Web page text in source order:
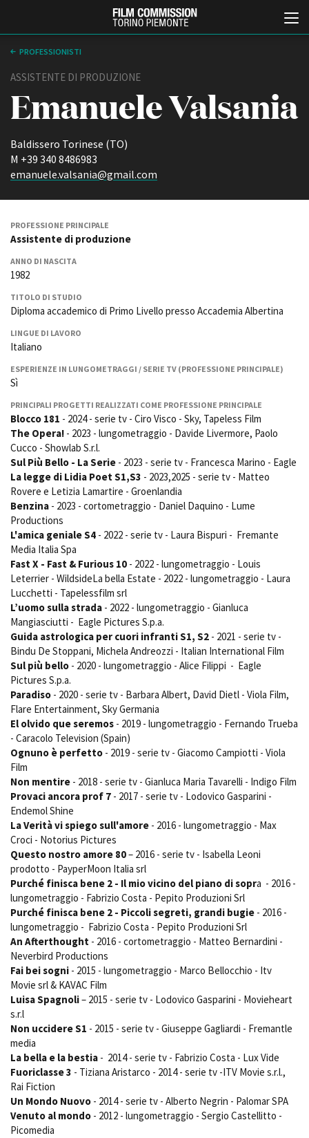
ABOUT
Chi siamo
Storia della Fondazione
Contatti
Partner
Bilancio sociale
trasparente
Sostenibilità ambientale
SERVIZI
Servizi generali
Location scouting
Spazi nella sede FCTP
Sala Casting
Sala Paolo Tenna
FILM FUNDS
Piemonte Film Tv Fund
Piemonte Film Tv
Development Fund
Piemonte Doc Film Fund
Short Film Fund
PRODUCTION GUIDE
Società di produzione
Strutture di servizio
Professionisti
Attrici-Attori
Beginners
LOCATION GUIDE
FILM DATABASE
BOOK DATABASE
NEWS
CASTING
La Grazia - Immagini e
Ciak in TOur!
FESTIVAL, MARKETS,
AWARDS
International Film Festival
Berlinale Internationalen
Filmfestspiele Berlin
Festival de Cannes
Biografilm Festival - Bio to B
Locarno Film Festival
Mostra Internazionale d’Arte
Cinematografica Venezia
Toronto International Film
Festival
Festa del Cinema di Roma
Torino Film Festival
David di Donatello
Nastri d’Argento
STRUMENTI
Location - Accedi al tuo
profilo
Location - Nuovo utente
Newsletter
Lavora con noi
Lavoro
per affidamento lavori in
Amministrazione trasparente
Bandi e gare
Contatti
Privacy
Cookie policy
Whistleblowing
Credits
PROFESSIONISTI
ASSISTENTE DI PRODUZIONE
Emanuele Valsania
Baldissero Torinese (TO)
M +39 340 8486983
emanuele.valsania@gmail.com
PROFESSIONE PRINCIPALE
Assistente di produzione
ANNO DI NASCITA
1982
TITOLO DI STUDIO
Diploma accademico di Primo Livello presso Accademia Albertina
LINGUE DI LAVORO
Italiano
ESPERIENZE IN LUNGOMETRAGGI / SERIE TV (PROFESSIONE PRINCIPALE)
Sì
PRINCIPALI PROGETTI REALIZZATI COME PROFESSIONE PRINCIPALE
Blocco 181 - 2024 - serie tv - Ciro Visco - Sky, Tapeless Film
The Opera! - 2023 - lungometraggio - Davide Livermore, Paolo
Cucco - Showlab S.r.l.
Sul Più Bello - La Serie - 2023 - serie tv - Francesca Marino - Eagle
La legge di Lidia Poet S1,S3 - 2023,2025 - serie tv - Matteo
Rovere e Letizia Lamartire - Groenlandia
Benzina - 2023 - cortometraggio - Daniel Daquino - Lume
Productions
L'amica geniale S4 - 2022 - serie tv - Laura Bispuri - Fremante
Media Italia Spa
Fast X - Fast & Furious 10 - 2022 - lungometraggio - Louis
Leterrier - WildsideLa bella Estate - 2022 - lungometraggio - Laura
Lucchetti - Tapelessfilm srl
L’uomo sulla strada - 2022 - lungometraggio - Gianluca
Mangiasciutti - Eagle Pictures S.p.a.
Guida astrologica per cuori infranti S1, S2 - 2021 - serie tv -
Bindu De Stoppani, Michela Andreozzi - Italian International Film
Sul più bello - 2020 - lungometraggio - Alice Filippi - Eagle
Pictures S.p.a.
Paradiso - 2020 - serie tv - Barbara Albert, David Dietl - Viola Film,
Flare Entertainment, Sky Germania
El olvido que seremos - 2019 - lungometraggio - Fernando Trueba
- Caracolo Television (Spain)
Ognuno è perfetto - 2019 - serie tv - Giacomo Campiotti - Viola
Film
Non mentire - 2018 - serie tv - Gianluca Maria Tavarelli - Indigo Film
Provaci ancora prof 7 - 2017 - serie tv - Lodovico Gasparini -
Endemol Shine
La Verità vi spiego sull'amore - 2016 - lungometraggio - Max
Croci - Notorius Pictures
Questo nostro amore 80– 2016 - serie tv - Isabella Leoni
prodotto - PayperMoon Italia srl
Purché finisca bene 2 - Il mio vicino del piano di sopra - 2016 -
lungometraggio - Fabrizio Costa - Pepito Produzioni Srl
Purché finisca bene 2 - Piccoli segreti, grandi bugie - 2016 -
lungometraggio - Fabrizio Costa - Pepito Produzioni Srl
An Afterthought - 2016 - cortometraggio - Matteo Bernardini -
Neverbird Productions
Fai bei sogni - 2015 - lungometraggio - Marco Bellocchio - Itv
Movie srl & KAVAC Film
Luisa Spagnoli– 2015 - serie tv - Lodovico Gasparini - Movieheart
s.r.l
Non uccidere S1 - 2015 - serie tv - Giuseppe Gagliardi - Fremantle
media
La bella e la bestia - 2014 - serie tv - Fabrizio Costa - Lux Vide
Fuoriclasse 3 - Tiziana Aristarco - 2014 - serie tv -ITV Movie s.r.l.,
Rai Fiction
Un Mondo Nuovo - 2014 - serie tv - Alberto Negrin - Palomar SPA
Venuto al mondo - 2012 - lungometraggio - Sergio Castellitto -
Picomedia